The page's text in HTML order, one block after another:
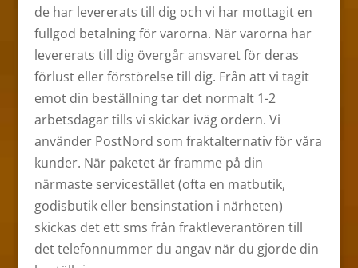
de har levererats till dig och vi har mottagit en
fullgod betalning för varorna. När varorna har
levererats till dig övergår ansvaret för deras
förlust eller förstörelse till dig. Från att vi tagit
emot din beställning tar det normalt 1-2
arbetsdagar tills vi skickar iväg ordern. Vi
använder PostNord som fraktalternativ för våra
kunder. När paketet är framme på din
närmaste servicestället (ofta en matbutik,
godisbutik eller bensinstation i närheten)
skickas det ett sms från fraktleverantören till
det telefonnummer du angav när du gjorde din